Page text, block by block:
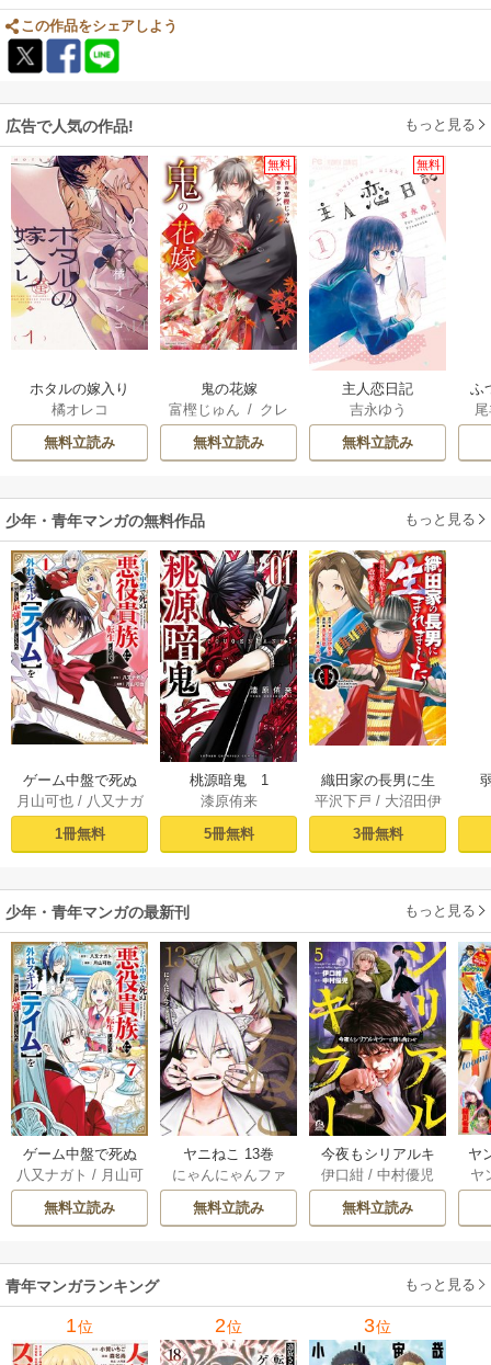
この作品をシェアしよう
広告で人気の作品! もっと見る
ホタルの嫁入り
橘オレコ
無料立読み
無料
鬼の花嫁
富樫じゅん / クレ
ハ
無料立読み
無料
主人恋日記
吉永ゆう
無料立読み
ふ
は
少年・青年マンガの無料作品 もっと見る
ゲーム中盤で死ぬ
悪役貴族に転生し
たので、外れスキ
ル【テイム】を駆
してみた（１）
月山可也/ 八又ナガ
1冊無料
桃源暗鬼 1
漆原侑来
5冊無料
織田家の長男に生
まれました～戦国
時代に転生したけ
ど、死にたくない
ます～ 1
平沢下戸 / 大沼田伊
逸見兎歌
3冊無料
少年・青年マンガの最新刊 もっと見る
ゲーム中盤で死ぬ
悪役貴族に転生し
たので、外れスキ
ル【テイム】を駆
してみた 7巻
八又ナガト / 月山可
也
無料立読み
ヤニねこ 13巻
にゃんにゃんファ
クトリー
無料立読み
今夜もシリアルキ
ラーと待ち合わせ 5
巻
伊口紺 /中村優児
無料立読み
ヤ
ヤ
青年マンガランキング もっと見る
1位 2位 3位